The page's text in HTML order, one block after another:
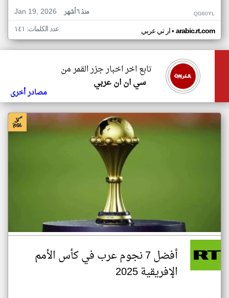
Jan 19, 2026
منذ ٦ أشهر QG60YL
ار تي عربي• arabic.rt.com عدد الكلمات: ١٤١
تابع اخر اخبار جزر القمر من
سي ان ان عربي
مصادر أخرى
أفضل 7 نجوم عرب في كأس الأمم
الإفريقية 2025